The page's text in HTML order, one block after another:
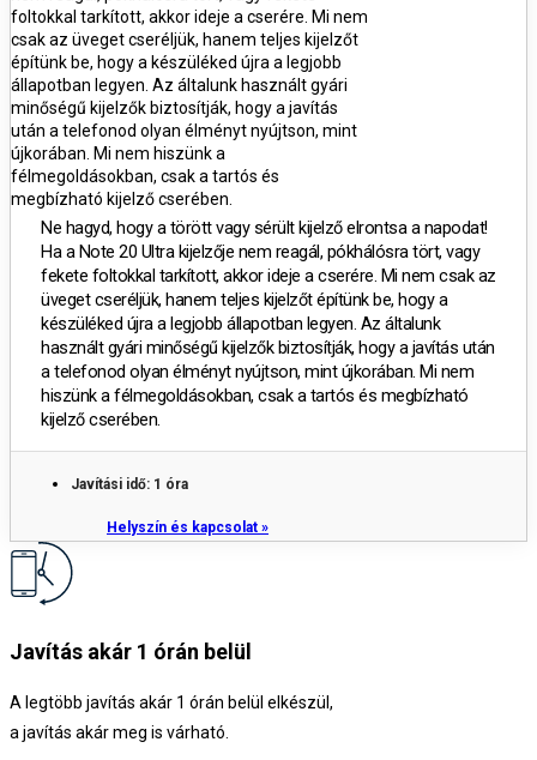
foltokkal tarkított, akkor ideje a cserére. Mi nem
csak az üveget cseréljük, hanem teljes kijelzőt
építünk be, hogy a készüléked újra a legjobb
állapotban legyen. Az általunk használt gyári
minőségű kijelzők biztosítják, hogy a javítás
után a telefonod olyan élményt nyújtson, mint
újkorában. Mi nem hiszünk a
félmegoldásokban, csak a tartós és
megbízható kijelző cserében.
Ne hagyd, hogy a törött vagy sérült kijelző elrontsa a napodat!
Ha a Note 20 Ultra kijelzője nem reagál, pókhálósra tört, vagy
fekete foltokkal tarkított, akkor ideje a cserére. Mi nem csak az
üveget cseréljük, hanem teljes kijelzőt építünk be, hogy a
készüléked újra a legjobb állapotban legyen. Az általunk
használt gyári minőségű kijelzők biztosítják, hogy a javítás után
a telefonod olyan élményt nyújtson, mint újkorában. Mi nem
hiszünk a félmegoldásokban, csak a tartós és megbízható
kijelző cserében.
Javítási idő: 1 óra
Helyszín és kapcsolat »
Javítás akár 1 órán belül
A legtöbb javítás akár 1 órán belül elkészül,
a javítás akár meg is várható.